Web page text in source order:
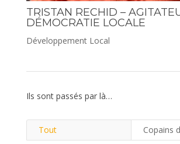
TRISTAN RECHID –
DÉMOCRATIE LOCALE
Développement Local
Ils sont passés par là…
Tout Copains